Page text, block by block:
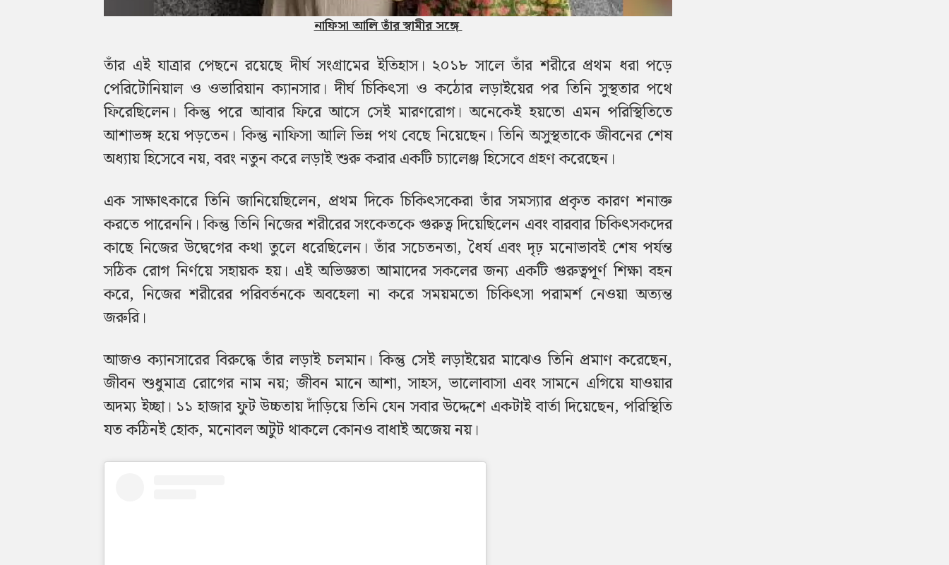
নাফিসা আলি তাঁর স্বামীর সঙ্গে
তাঁর এই যাত্রার পেছনে রয়েছে দীর্ঘ সংগ্রামের ইতিহাস। ২০১৮ সালে তাঁর শরীরে প্রথম ধরা পড়ে
পেরিটোনিয়াল ও ওভারিয়ান ক্যানসার। দীর্ঘ চিকিৎসা ও কঠোর লড়াইয়ের পর তিনি সুস্থতার পথে
ফিরেছিলেন। কিন্তু পরে আবার ফিরে আসে সেই মারণরোগ। অনেকেই হয়তো এমন পরিস্থিতিতে
আশাভঙ্গ হয়ে পড়তেন। কিন্তু নাফিসা আলি ভিন্ন পথ বেছে নিয়েছেন। তিনি অসুস্থতাকে জীবনের শেষ
অধ্যায় হিসেবে নয়, বরং নতুন করে লড়াই শুরু করার একটি চ্যালেঞ্জ হিসেবে গ্রহণ করেছেন।
এক সাক্ষাৎকারে তিনি জানিয়েছিলেন, প্রথম দিকে চিকিৎসকেরা তাঁর সমস্যার প্রকৃত কারণ শনাক্ত
করতে পারেননি। কিন্তু তিনি নিজের শরীরের সংকেতকে গুরুত্ব দিয়েছিলেন এবং বারবার চিকিৎসকদের
কাছে নিজের উদ্বেগের কথা তুলে ধরেছিলেন। তাঁর সচেতনতা, ধৈর্য এবং দৃঢ় মনোভাবই শেষ পর্যন্ত
সঠিক রোগ নির্ণয়ে সহায়ক হয়। এই অভিজ্ঞতা আমাদের সকলের জন্য একটি গুরুত্বপূর্ণ শিক্ষা বহন
করে, নিজের শরীরের পরিবর্তনকে অবহেলা না করে সময়মতো চিকিৎসা পরামর্শ নেওয়া অত্যন্ত
জরুরি।
আজও ক্যানসারের বিরুদ্ধে তাঁর লড়াই চলমান। কিন্তু সেই লড়াইয়ের মাঝেও তিনি প্রমাণ করেছেন,
জীবন শুধুমাত্র রোগের নাম নয়; জীবন মানে আশা, সাহস, ভালোবাসা এবং সামনে এগিয়ে যাওয়ার
অদম্য ইচ্ছা। ১১ হাজার ফুট উচ্চতায় দাঁড়িয়ে তিনি যেন সবার উদ্দেশে একটাই বার্তা দিয়েছেন, পরিস্থিতি
যত কঠিনই হোক, মনোবল অটুট থাকলে কোনও বাধাই অজেয় নয়।